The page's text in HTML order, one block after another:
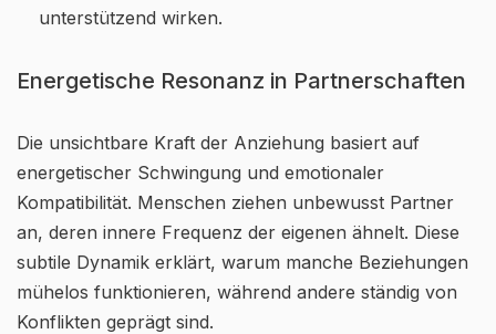
unterstützend wirken.
Energetische Resonanz in Partnerschaften
Die unsichtbare Kraft der Anziehung basiert auf
energetischer Schwingung und emotionaler
Kompatibilität. Menschen ziehen unbewusst Partner
an, deren innere Frequenz der eigenen ähnelt. Diese
subtile Dynamik erklärt, warum manche Beziehungen
mühelos funktionieren, während andere ständig von
Konflikten geprägt sind.